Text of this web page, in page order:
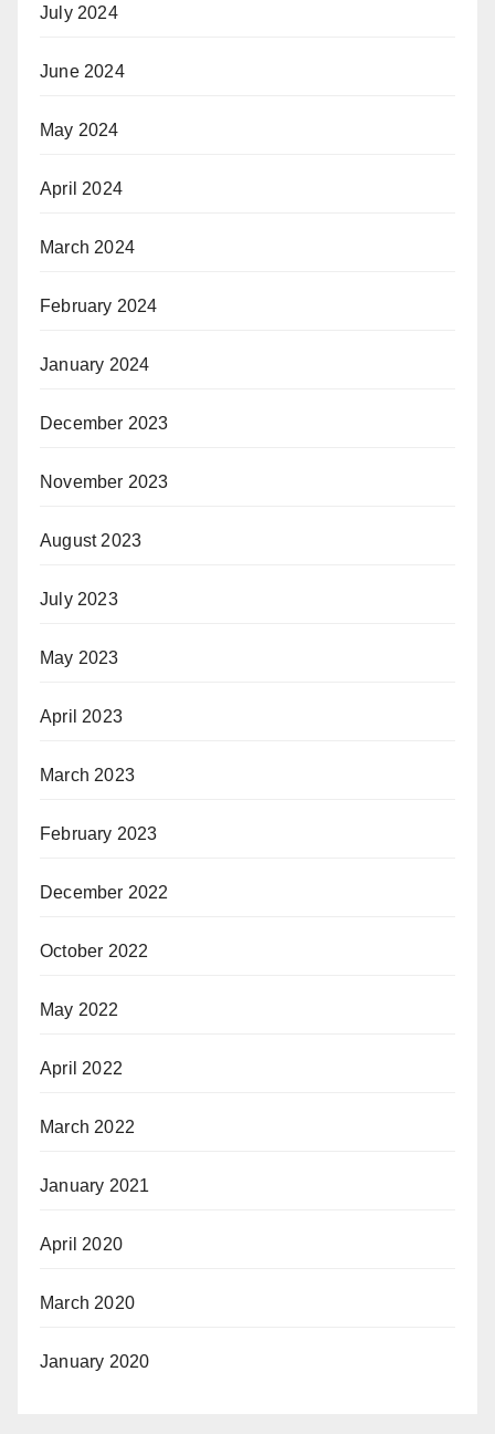
July 2024
June 2024
May 2024
April 2024
March 2024
February 2024
January 2024
December 2023
November 2023
August 2023
July 2023
May 2023
April 2023
March 2023
February 2023
December 2022
October 2022
May 2022
April 2022
March 2022
January 2021
April 2020
March 2020
January 2020